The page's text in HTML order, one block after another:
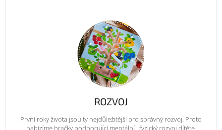
ROZVOJ
První roky života jsou ty nejdůležitější pro správný rozvoj. Proto